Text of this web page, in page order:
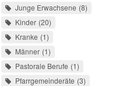
Junge Erwachsene 8
Kinder 20
Kranke 1
Männer 1
Pastorale Berufe 1
Pfarrgemeinderäte 3